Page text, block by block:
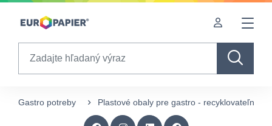
Table Of Content
Doplnkové produkty
Zaujímavé produkty pre Vás
Gastro potreby Plastové obaly pre gastro - recyklovateľné